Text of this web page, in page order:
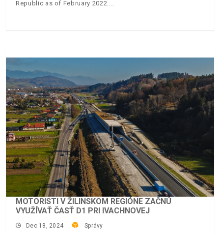
Republic as of February 2022.
MOTORISTI V ŽILINSKOM REGIÓNE ZAČNÚ
VYUŽÍVAŤ ČASŤ D1 PRI IVACHNOVEJ
Dec 18, 2024 Správy